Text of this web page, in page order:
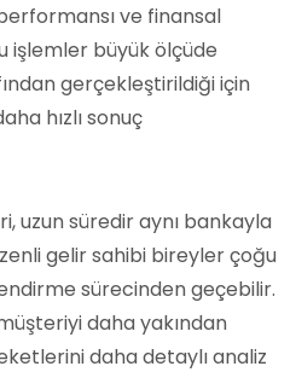
ve finansal
işlemler büyük ölçüde
gerçekleştirildiği için
hızlı sonuç
uzun süredir aynı bankayla
gelir sahibi bireyler çoğu
sürecinden geçebilir.
daha yakından
daha detaylı analiz